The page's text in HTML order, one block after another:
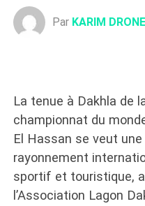
Par KARIM
La tenue à Dakhla de
championnat du
El Hassan se veut
rayonnement
sportif et touristique,
l’Association Lagon